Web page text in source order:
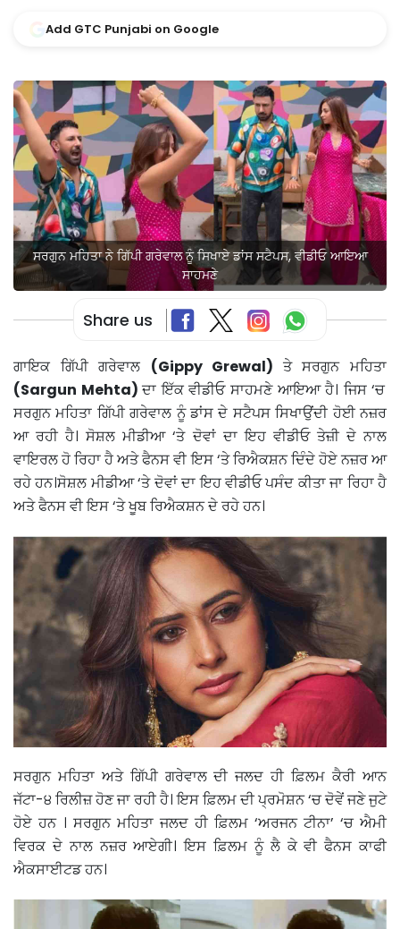
Add GTC Punjabi on Google
ਸਰਗੁਨ ਮਹਿਤਾ ਨੇ ਗਿੱਪੀ ਗਰੇਵਾਲ ਨੂੰ ਸਿਖਾਏ ਡਾਂਸ ਸਟੈਪਸ, ਵੀਡੀਓ ਆਇਆ
ਸਾਹਮਣੇ
Share us
ਗਾਇਕ ਗਿੱਪੀ ਗਰੇਵਾਲ (Gippy Grewal) ਤੇ ਸਰਗੁਨ ਮਹਿਤਾ
(Sargun Mehta)ਦਾ ਇੱਕ ਵੀਡੀਓ ਸਾਹਮਣੇ ਆਇਆ ਹੈ। ਜਿਸ ‘ਚ
ਸਰਗੁਨ ਮਹਿਤਾ ਗਿੱਪੀ ਗਰੇਵਾਲ ਨੂੰ ਡਾਂਸ ਦੇ ਸਟੈਪਸ ਸਿਖਾਉਂਦੀ ਹੋਈ ਨਜ਼ਰ
ਆ ਰਹੀ ਹੈ। ਸੋਸ਼ਲ ਮੀਡੀਆ ‘ਤੇ ਦੋਵਾਂ ਦਾ ਇਹ ਵੀਡੀਓ ਤੇਜ਼ੀ ਦੇ ਨਾਲ
ਵਾਇਰਲ ਹੋ ਰਿਹਾ ਹੈ ਅਤੇ ਫੈਨਸ ਵੀ ਇਸ ‘ਤੇ ਰਿਐਕਸ਼ਨ ਦਿੰਦੇ ਹੋਏ ਨਜ਼ਰ ਆ
ਰਹੇ ਹਨ।ਸੋਸ਼ਲ ਮੀਡੀਆ ‘ਤੇ ਦੋਵਾਂ ਦਾ ਇਹ ਵੀਡੀਓ ਪਸੰਦ ਕੀਤਾ ਜਾ ਰਿਹਾ ਹੈ
ਅਤੇ ਫੈਨਸ ਵੀ ਇਸ ‘ਤੇ ਖੂਬ ਰਿਐਕਸ਼ਨ ਦੇ ਰਹੇ ਹਨ।
ਸਰਗੁਨ ਮਹਿਤਾ ਅਤੇ ਗਿੱਪੀ ਗਰੇਵਾਲ ਦੀ ਜਲਦ ਹੀ ਫ਼ਿਲਮ ਕੈਰੀ ਆਨ
ਜੱਟਾ-੪ ਰਿਲੀਜ਼ ਹੋਣ ਜਾ ਰਹੀ ਹੈ। ਇਸ ਫ਼ਿਲਮ ਦੀ ਪ੍ਰਮੋਸ਼ਨ ‘ਚ ਦੋਵੇਂ ਜਣੇ ਜੁਟੇ
ਹੋਏ ਹਨ । ਸਰਗੁਨ ਮਹਿਤਾ ਜਲਦ ਹੀ ਫ਼ਿਲਮ ‘ਅਰਜਨ ਟੀਨਾ’ ‘ਚ ਐਮੀ
ਵਿਰਕ ਦੇ ਨਾਲ ਨਜ਼ਰ ਆਏਗੀ। ਇਸ ਫ਼ਿਲਮ ਨੂੰ ਲੈ ਕੇ ਵੀ ਫੈਨਸ ਕਾਫੀ
ਐਕਸਾਈਟਡ ਹਨ।